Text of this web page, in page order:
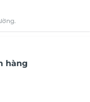
hàng